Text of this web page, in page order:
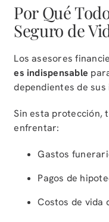
Por Qué
Seguro de
Los asesores
es indispensable
dependientes de sus
Sin esta protección,
enfrentar:
Gastos
Pagos de
Costos de vida